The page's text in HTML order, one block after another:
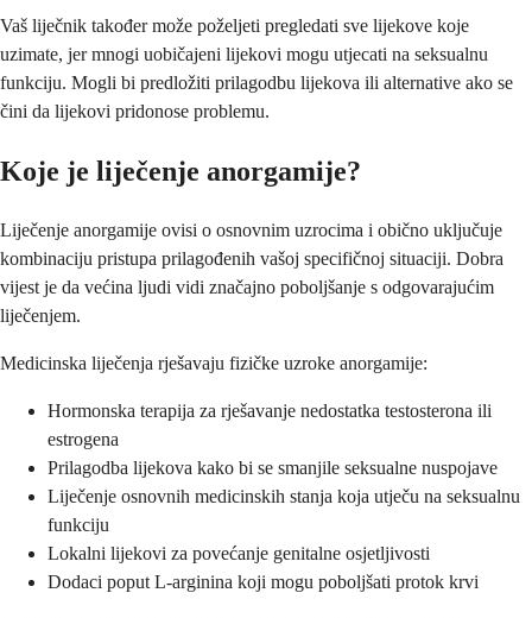
Vaš liječnik također može poželjeti pregledati sve lijekove koje
uzimate, jer mnogi uobičajeni lijekovi mogu utjecati na seksualnu
funkciju. Mogli bi predložiti prilagodbu lijekova ili alternative ako se
čini da lijekovi pridonose problemu.
Koje je liječenje anorgamije?
Liječenje anorgamije ovisi o osnovnim uzrocima i obično uključuje
kombinaciju pristupa prilagođenih vašoj specifičnoj situaciji. Dobra
vijest je da većina ljudi vidi značajno poboljšanje s odgovarajućim
liječenjem.
Medicinska liječenja rješavaju fizičke uzroke anorgamije:
Hormonska terapija za rješavanje nedostatka testosterona ili
estrogena
Prilagodba lijekova kako bi se smanjile seksualne nuspojave
Liječenje osnovnih medicinskih stanja koja utječu na seksualnu
funkciju
Lokalni lijekovi za povećanje genitalne osjetljivosti
Dodaci poput L-arginina koji mogu poboljšati protok krvi